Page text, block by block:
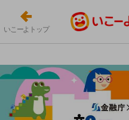
いこーよトップ